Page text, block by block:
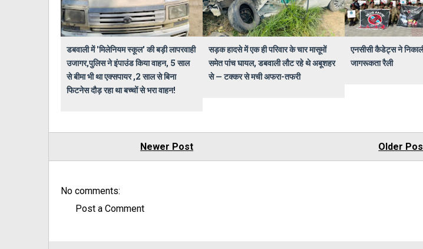
डबवाली में 'मिलेनियम स्कूल' की बड़ी लापरवाही
उजागर,पुलिस ने इंपाउंड किया वाहन, 5 साल
से बीमा भी था एक्सपायर ,2 साल से बिना
फिटनेस दौड़ रहा था बच्चों से भरा वाहन!
सड़क हादसे में एक ही परिवार के चार मासूमों
समेत पांच घायल, डबवाली लौट रहे थे अबूशहर
से — टक्कर से मची अफरा-तफरी
एनसीसी कैडेट्स ने
जागरूकता रैली
Newer Post Older
No comments:
Post a Comment